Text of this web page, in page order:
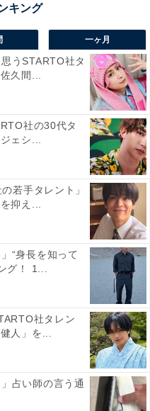
活かしたレストランやパ
道の駅のテーマパー
季折々の風景とともに買
ットです。2025年はじゃ
と「もう一度利用したい
など注目がさらに高ま
の駅ランキング』で何度
を使ったレストランや
産物直売所など施設が充
も人気があります。自然
めだから選んだ」（20代
やファーマーズマーケッ
物が楽しいから、目的地
性／広島県）、「一日中
り、アクティビティなど
性／宮城県）、「テレビ
／京都府）といった声が
一ヶ月
うSTARTO社タ
久間...
社の30代タ
ェシ...
若手タレント」
抑え...
“身長を知って
グ！ 1...
社タレン
人」を...
占い師の言う通